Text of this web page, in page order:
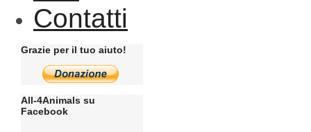
Contatti
Grazie per il tuo aiuto!
All-4Animals su
Facebook